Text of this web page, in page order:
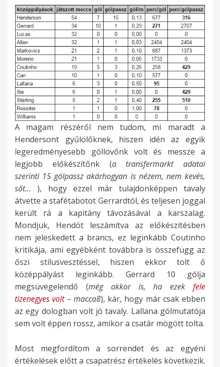
A magam részéről nem tudom, mi maradt a
Hendersont gyűlölőknek, hiszen idén az egyik
legeredményesebb góllövőnk volt és messze a
legjobb előkészítőnk (a transfermarkt adatai
szerinti 15 gólpassz akárhogyan is nézem, nem kevés,
sőt… ), hogy ezzel már tulajdonképpen tavaly
átvette a stafétabotot Gerrardtól, és teljesen joggal
került rá a kapitány távozásával a karszalag.
Mondjuk, Hendót leszámítva az előkészítésben
nem jeleskedett a brancs, ez leginkább Coutinho
kritikája, ami egyébként továbbra is összefügg az
őszi stílusvesztéssel, hiszen ekkor tolt ő
középpályást leginkább. Gerrard 10 gólja
megsüvegelendő (még akkor is, ha ezekfele
tizenegyes volt– macca8), kár, hogy már csak ebben
az egy dologban volt jó tavaly. Lallana gólmutatója
sem volt éppen rossz, amikor a csatár mögött tolta.
Most megfordítom a sorrendet és az egyéni
értékelések előtt a csapatrész értékelés következik.